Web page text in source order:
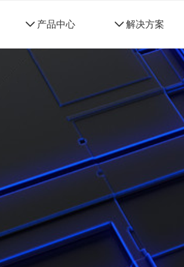
네 产品中心 네 解决方案